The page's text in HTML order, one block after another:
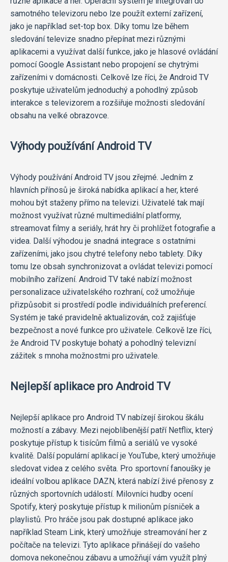
samotného televizoru nebo lze použít externí zařízení,
jako je například set-top box. Díky tomu lze během
sledování televize snadno přepínat mezi různými
aplikacemi a využívat další funkce, jako je hlasové ovládání
pomocí Google Assistant nebo propojení se chytrými
zařízeními v domácnosti. Celkově lze říci, že Android TV
poskytuje uživatelům jednoduchý a pohodlný způsob
interakce s televizorem a rozšiřuje možnosti sledování
obsahu na velké obrazovce.
Výhody používání Android TV
Výhody používání Android TV jsou zřejmé. Jedním z
hlavních přínosů je široká nabídka aplikací a her, které
mohou být staženy přímo na televizi. Uživatelé tak mají
možnost využívat různé multimediální platformy,
streamovat filmy a seriály, hrát hry či prohlížet fotografie a
videa. Další výhodou je snadná integrace s ostatními
zařízeními, jako jsou chytré telefony nebo tablety. Díky
tomu lze obsah synchronizovat a ovládat televizi pomocí
mobilního zařízení. Android TV také nabízí možnost
personalizace uživatelského rozhraní, což umožňuje
přizpůsobit si prostředí podle individuálních preferencí.
Systém je také pravidelně aktualizován, což zajišťuje
bezpečnost a nové funkce pro uživatele. Celkově lze říci,
že Android TV poskytuje bohatý a pohodlný televizní
zážitek s mnoha možnostmi pro uživatele.
Nejlepší aplikace pro Android TV
Nejlepší aplikace pro Android TV nabízejí širokou škálu
možností a zábavy. Mezi nejoblíbenější patří Netflix, který
poskytuje přístup k tisícům filmů a seriálů ve vysoké
kvalitě. Další populární aplikací je YouTube, který umožňuje
sledovat videa z celého světa. Pro sportovní fanoušky je
ideální volbou aplikace DAZN, která nabízí živé přenosy z
různých sportovních událostí. Milovníci hudby ocení
Spotify, který poskytuje přístup k milionům písniček a
playlistů. Pro hráče jsou pak dostupné aplikace jako
například Steam Link, který umožňuje streamování her z
počítače na televizi. Tyto aplikace přinášejí do vašeho
domova nekonečnou zábavu a umožňují vám využít plný